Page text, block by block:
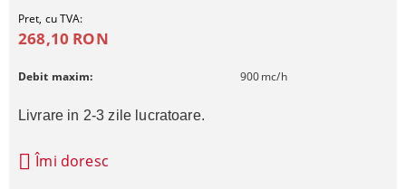
Pret, cu TVA:
268,10 RON
Debit maxim: 900mc/h
Livrare in 2-3 zile lucratoare.
Îmi doresc